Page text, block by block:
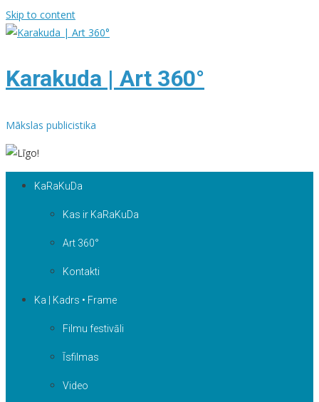
Skip to content
Karakuda | Art 360°
Mākslas publicistika
KaRaKuDa
Kas ir KaRaKuDa
Art 360°
Kontakti
Ka | Kadrs • Frame
Filmu festivāli
Īsfilmas
Video